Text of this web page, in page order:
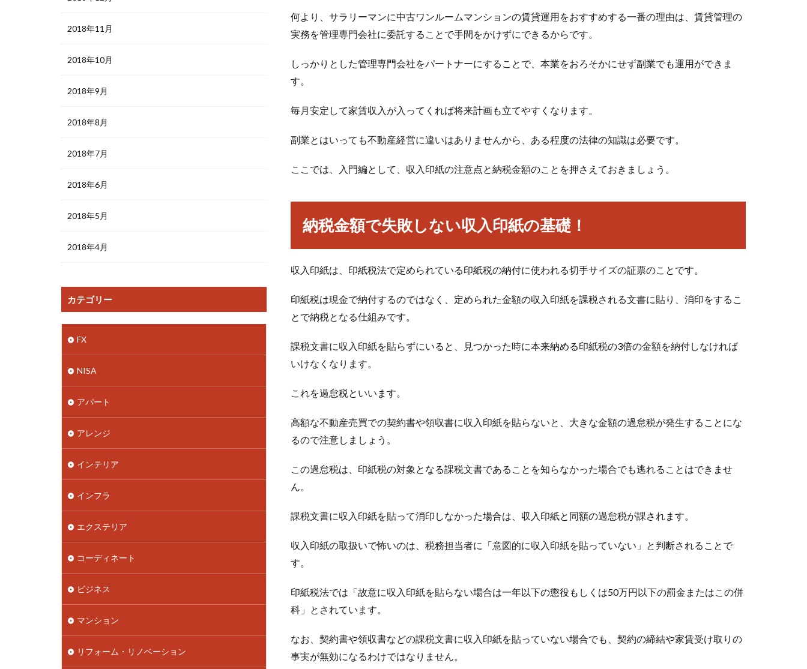
何より、サラリーマンに中古ワンルームマンションの賃貸運用をおすすめする一番の理由は、賃貸管理の
実務を管理専門会社に委託することで手間をかけずにできるからです。
しっかりとした管理専門会社をパートナーにすることで、本業をおろそかにせず副業でも運用ができま
す。
毎月安定して家賃収入が入ってくれば将来計画も立てやすくなります。
副業とはいっても不動産経営に違いはありませんから、ある程度の法律の知識は必要です。
ここでは、入門編として、収入印紙の注意点と納税金額のことを押さえておきましょう。
納税金額で失敗しない収入印紙の基礎！
収入印紙は、印紙税法で定められている印紙税の納付に使われる切手サイズの証票のことです。
印紙税は現金で納付するのではなく、定められた金額の収入印紙を課税される文書に貼り、消印をするこ
とで納税となる仕組みです。
課税文書に収入印紙を貼らずにいると、見つかった時に本来納める印紙税の3倍の金額を納付しなければ
いけなくなります。
これを過怠税といいます。
高額な不動産売買での契約書や領収書に収入印紙を貼らないと、大きな金額の過怠税が発生することにな
るので注意しましょう。
この過怠税は、印紙税の対象となる課税文書であることを知らなかった場合でも逃れることはできませ
ん。
課税文書に収入印紙を貼って消印しなかった場合は、収入印紙と同額の過怠税が課されます。
収入印紙の取扱いで怖いのは、税務担当者に「意図的に収入印紙を貼っていない」と判断されることで
す。
印紙税法では「故意に収入印紙を貼らない場合は一年以下の懲役もしくは50万円以下の罰金またはこの併
科」とされています。
なお、契約書や領収書などの課税文書に収入印紙を貼っていない場合でも、契約の締結や家賃受け取りの
事実が無効になるわけではなりません。
2018年11月
2018年10月
2018年9月
2018年8月
2018年7月
2018年6月
2018年5月
2018年4月
カテゴリー
FX
NISA
アパート
アレンジ
インテリア
インフラ
エクステリア
コーディネート
ビジネス
マンション
リフォーム・リノベーション